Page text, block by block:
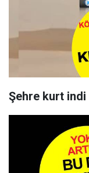
Şehre kurt indi